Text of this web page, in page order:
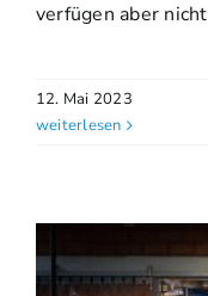
verfügen aber
12. Mai 2023
weiterlesen